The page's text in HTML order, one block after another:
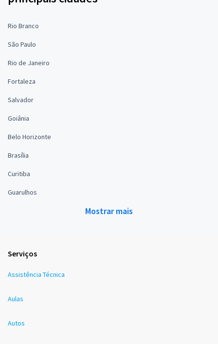
Rio Branco
São Paulo
Rio de Janeiro
Fortaleza
Salvador
Goiânia
Belo Horizonte
Brasília
Curitiba
Guarulhos
Mostrar mais
Serviços
Assistência Técnica
Aulas
Autos